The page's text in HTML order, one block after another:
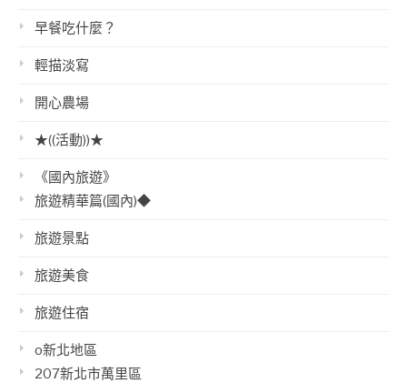
早餐吃什麼？
輕描淡寫
開心農場
★((活動))★
《國內旅遊》
旅遊精華篇(國內)◆
旅遊景點
旅遊美食
旅遊住宿
o新北地區
207新北市萬里區